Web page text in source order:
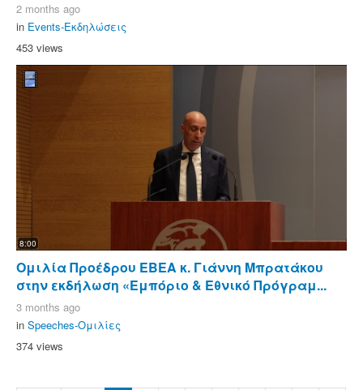
2 months ago
in Events-Εκδηλώσεις
453 views
8:00
Ομιλία Προέδρου ΕΒΕΑ κ. Γιάννη Μπρατάκου
στην εκδήλωση «Εμπόριο & Εθνικό Πρόγραμ...
3 months ago
in Speeches-Ομιλίες
374 views